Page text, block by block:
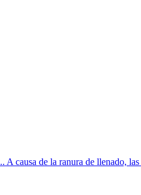
causa de la ranura de llenado, las